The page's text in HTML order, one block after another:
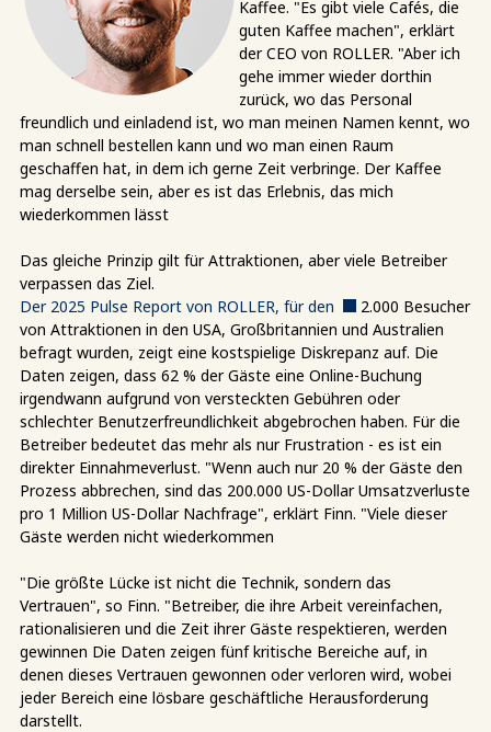
Kaffee. "Es gibt viele Cafés, die
guten Kaffee machen", erklärt
der CEO von ROLLER. "Aber ich
gehe immer wieder dorthin
zurück, wo das Personal
freundlich und einladend ist, wo man meinen Namen kennt, wo
man schnell bestellen kann und wo man einen Raum
geschaffen hat, in dem ich gerne Zeit verbringe. Der Kaffee
mag derselbe sein, aber es ist das Erlebnis, das mich
wiederkommen lässt
Das gleiche Prinzip gilt für Attraktionen, aber viele Betreiber
verpassen das Ziel.
Der 2025 Pulse Report von ROLLER, für den
2.000 Besucher
von Attraktionen in den USA, Großbritannien und Australien
befragt wurden, zeigt eine kostspielige Diskrepanz auf. Die
Daten zeigen, dass 62 % der Gäste eine Online-Buchung
irgendwann aufgrund von versteckten Gebühren oder
schlechter Benutzerfreundlichkeit abgebrochen haben. Für die
Betreiber bedeutet das mehr als nur Frustration - es ist ein
direkter Einnahmeverlust. "Wenn auch nur 20 % der Gäste den
Prozess abbrechen, sind das 200.000 US-Dollar Umsatzverluste
pro 1 Million US-Dollar Nachfrage", erklärt Finn. "Viele dieser
Gäste werden nicht wiederkommen
"Die größte Lücke ist nicht die Technik, sondern das
Vertrauen", so Finn. "Betreiber, die ihre Arbeit vereinfachen,
rationalisieren und die Zeit ihrer Gäste respektieren, werden
gewinnen Die Daten zeigen fünf kritische Bereiche auf, in
denen dieses Vertrauen gewonnen oder verloren wird, wobei
jeder Bereich eine lösbare geschäftliche Herausforderung
darstellt.